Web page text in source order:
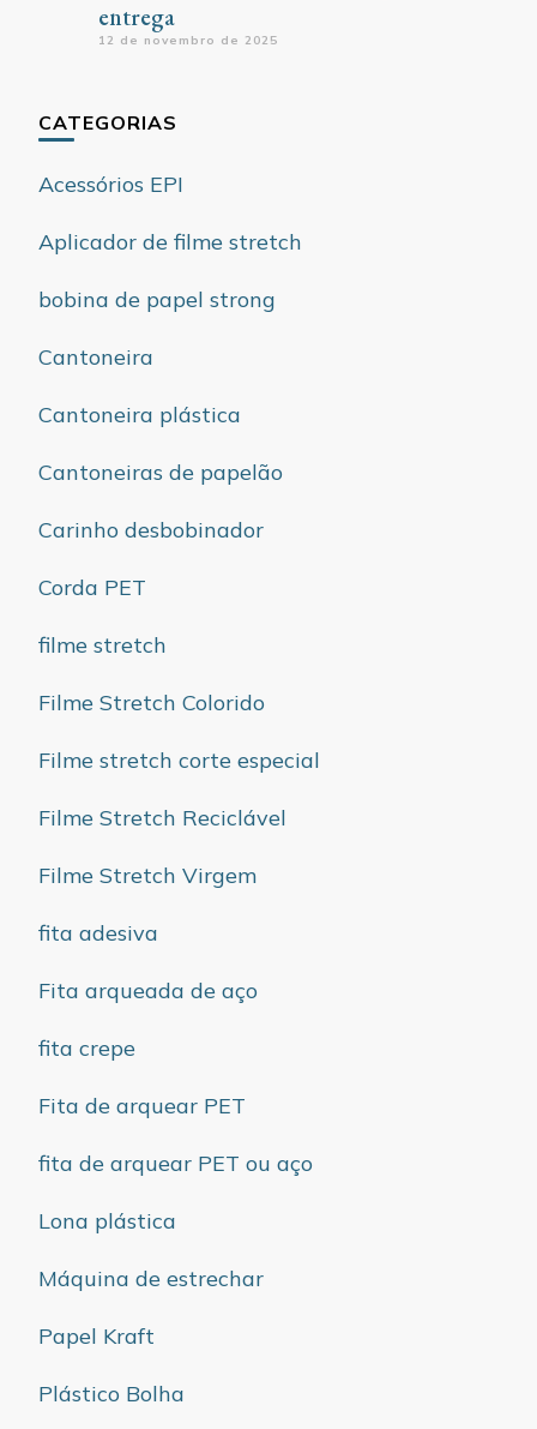
entrega
12 de novembro de 2025
CATEGORIAS
Acessórios EPI
Aplicador de filme stretch
bobina de papel strong
Cantoneira
Cantoneira plástica
Cantoneiras de papelão
Carinho desbobinador
Corda PET
filme stretch
Filme Stretch Colorido
Filme stretch corte especial
Filme Stretch Reciclável
Filme Stretch Virgem
fita adesiva
Fita arqueada de aço
fita crepe
Fita de arquear PET
fita de arquear PET ou aço
Lona plástica
Máquina de estrechar
Papel Kraft
Plástico Bolha